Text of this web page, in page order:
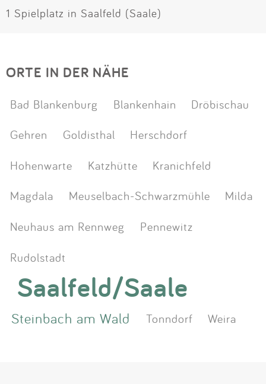
1 Spielplatz in Saalfeld (Saale)
ORTE IN DER NÄHE
Bad Blankenburg Blankenhain
Dröbischau
Gehren
Goldisthal
Herschdorf
Hohenwarte
Katzhütte
Kranichfeld
Magdala
Meuselbach-Schwarzmühle
Milda
Neuhaus am Rennweg
Pennewitz
Rudolstadt
Saalfeld/Saale
Steinbach am Wald Tonndorf Weira